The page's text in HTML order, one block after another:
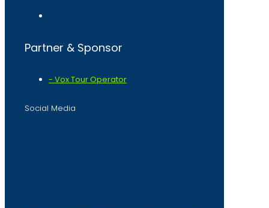
Partner & Sponsor
- Vox Tour Operator
Social Media